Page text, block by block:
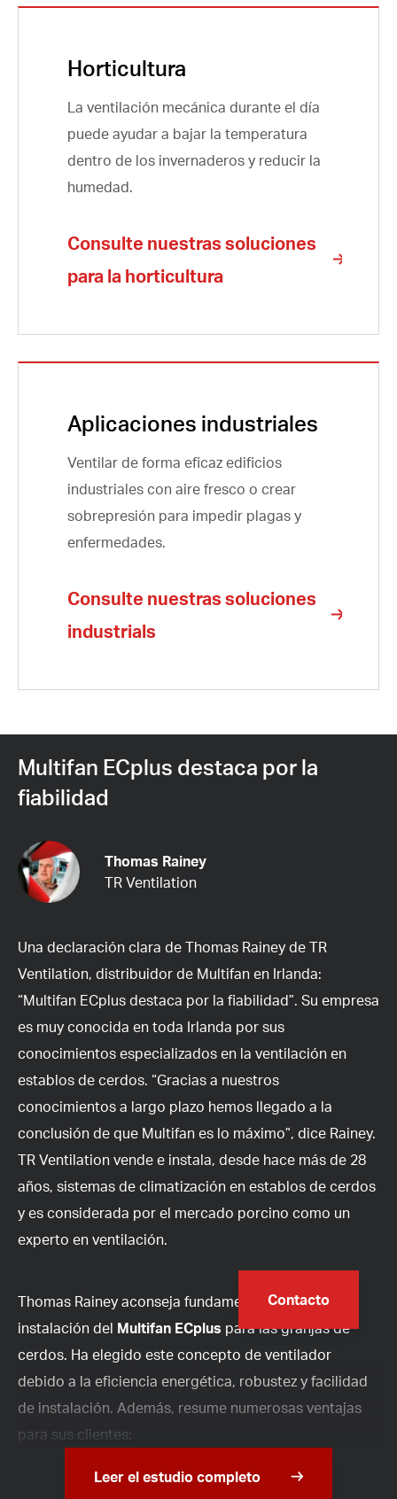
Contacto
Horticultura
La ventilación mecánica durante el día
puede ayudar a bajar la temperatura
dentro de los invernaderos y reducir la
humedad.
Consulte nuestras soluciones
para la horticultura
Aplicaciones industriales
Ventilar de forma eficaz edificios
industriales con aire fresco o crear
sobrepresión para impedir plagas y
enfermedades.
Consulte nuestras soluciones
industrials
Multifan ECplus destaca por la
fiabilidad
Thomas Rainey
TR Ventilation
Una declaración clara de Thomas Rainey de TR
Ventilation, distribuidor de Multifan en Irlanda:
“Multifan ECplus destaca por la fiabilidad”. Su empresa
es muy conocida en toda Irlanda por sus
conocimientos especializados en la ventilación en
establos de cerdos. “Gracias a nuestros
conocimientos a largo plazo hemos llegado a la
conclusión de que Multifan es lo máximo”, dice Rainey.
TR Ventilation vende e instala, desde hace más de 28
años, sistemas de climatización en establos de cerdos
y es considerada por el mercado porcino como un
experto en ventilación.
Thomas Rainey aconseja fundamentalmente la
instalación del Multifan ECplus para las granjas de
cerdos. Ha elegido este concepto de ventilador
debido a la eficiencia energética, robustez y facilidad
de instalación. Además, resume numerosas ventajas
para sus clientes:
Leer el estudio completo